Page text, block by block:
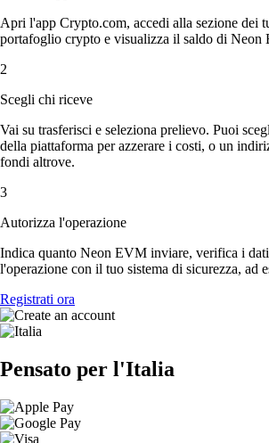
Apri l'app Crypto.com, accedi alla sezione dei
portafoglio crypto e visualizza il saldo di Neon
2
Scegli chi riceve
Vai su trasferisci e seleziona prelievo. Puoi
della piattaforma per azzerare i costi, o un
fondi altrove.
3
Autorizza l'operazione
Indica quanto Neon EVM inviare, verifica i dati
l'operazione con il tuo sistema di sicurezza, ad
Registrati ora
Pensato per l'Italia